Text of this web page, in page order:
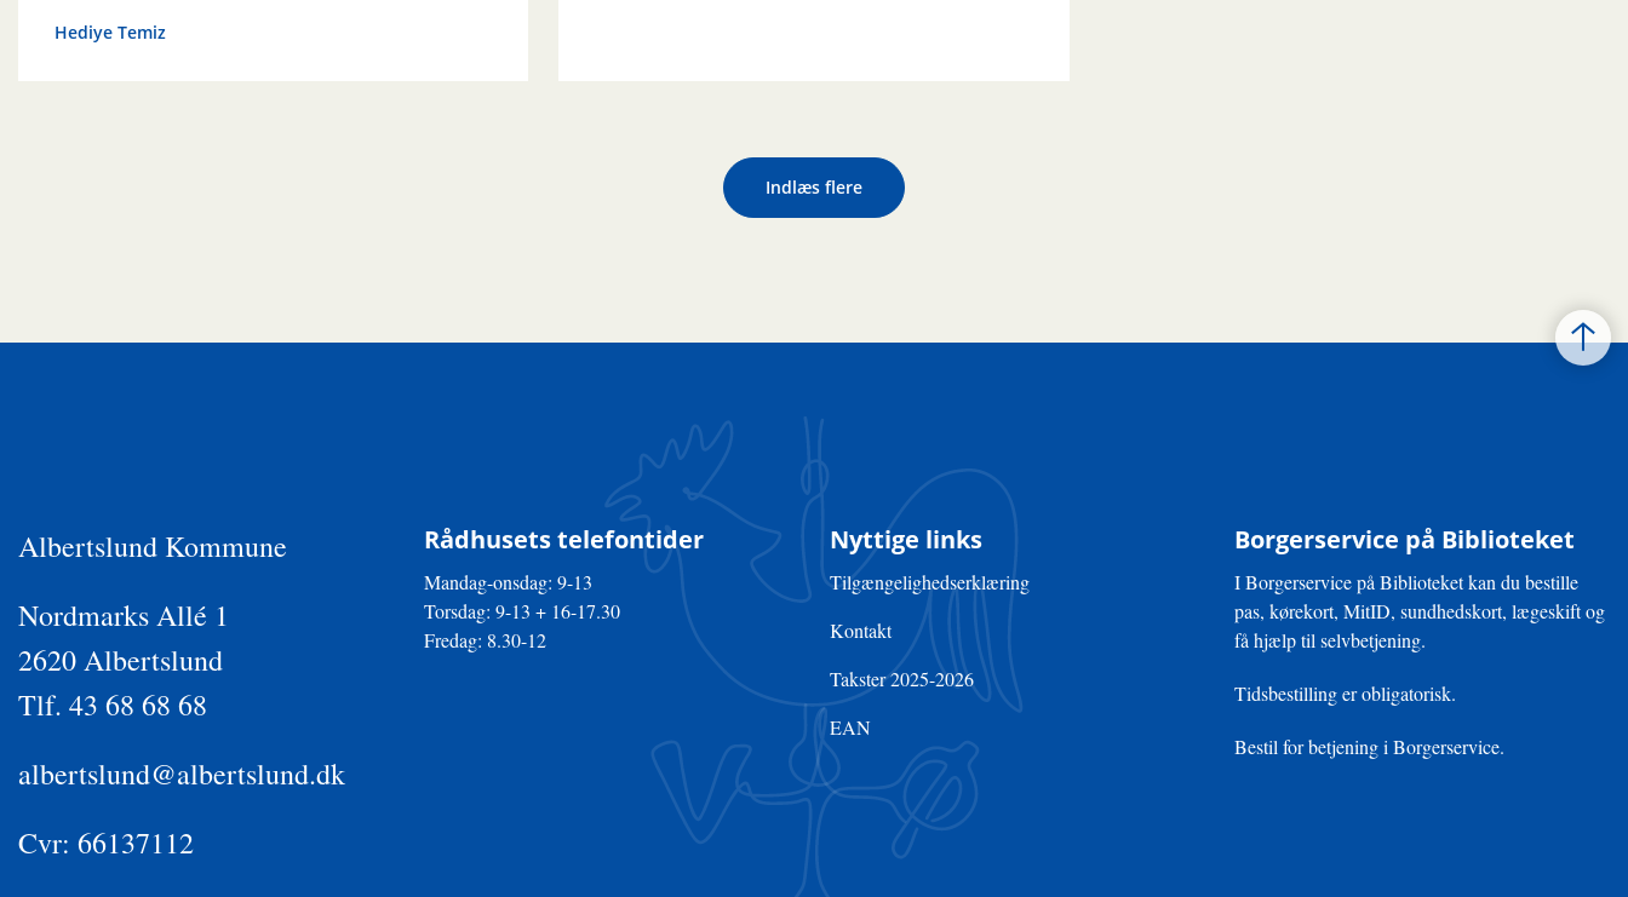
Hediye Temiz
Indlæs flere
Albertslund Kommune
Nordmarks Allé 1
2620 Albertslund
Tlf. 43 68 68 68
albertslund@albertslund.dk
Cvr: 66137112
Rådhusets telefontider
Mandag-onsdag: 9-13
Torsdag: 9-13 + 16-17.30
Fredag: 8.30-12
Nyttige links
Tilgængelighedserklæring
Kontakt
Takster 2025-2026
EAN
Borgerservice på Biblioteket
I Borgerservice på Biblioteket kan du bestille
pas, kørekort, MitID, sundhedskort, lægeskift og
få hjælp til selvbetjening.
Tidsbestilling er obligatorisk.
Bestil for betjening i Borgerservice.